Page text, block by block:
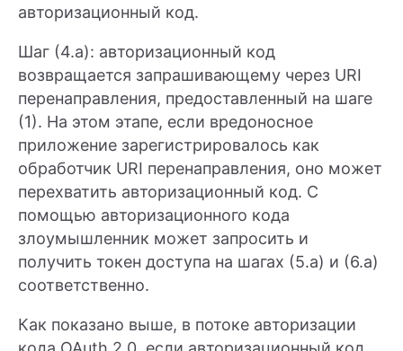
авторизационный код.
Шаг (4.a): авторизационный код
возвращается запрашивающему через URI
перенаправления, предоставленный на шаге
(1). На этом этапе, если вредоносное
приложение зарегистрировалось как
обработчик URI перенаправления, оно может
перехватить авторизационный код. С
помощью авторизационного кода
злоумышленник может запросить и
получить токен доступа на шагах (5.a) и (6.a)
соответственно.
Как показано выше, в потоке авторизации